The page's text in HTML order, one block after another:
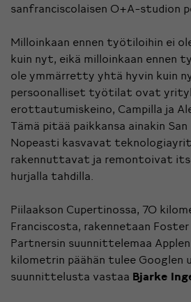
sanfranciscolaisen O+A-studion
Milloinkaan ennen työtiloihin ei
kuin nyt, eikä milloinkaan ennen
ole ymmärretty yhtä hyvin kuin
persoonalliset työtilat ovat
erottautumiskeino, Campilla ja
Tämä pitää paikkansa ainakin San
Nopeasti kasvavat
rakennuttavat ja remontoivat
hurjalla tahdilla.
Piilaakson Cupertinossa, 70
Franciscosta, rakennetaan Foster
Partnersin suunnittelemaa
kilometrin päähän tulee Googlen
suunnittelusta vastaa Bjarke